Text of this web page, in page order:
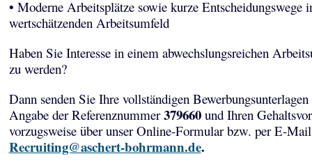
• Moderne Arbeitsplätze sowie kurze Entscheidungswege
wertschätzenden Arbeitsumfeld
Haben Sie Interesse in einem abwechslungsreichen
zu werden?
Dann senden Sie Ihre vollständigen Bewerbungsunterlagen
Angabe der Referenznummer379660und Ihren
vorzugsweise über unser Online-Formular bzw. per E-
Recruiting@aschert-bohrmann.de.